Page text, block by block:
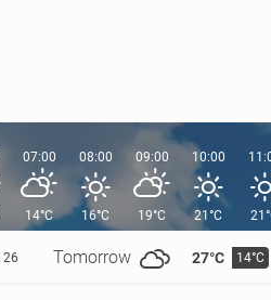
26 Tomorrow 27°C 14°C
07:00
14°C
08:00
16°C
09:00
19°C
10:00
21°C